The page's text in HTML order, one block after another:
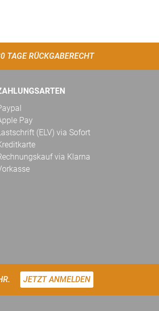
TAGE RÜCKGABERECHT
Pay
(ELV) via Sofort
via Klarna
JETZT ANMELDEN